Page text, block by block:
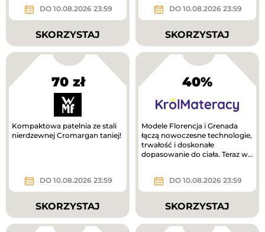
DO 10.08.2026 23:59
SKORZYSTAJ
DO 10.08.2026 23:59
SKORZYSTAJ
70 zł
Kompaktowa patelnia ze stali
nierdzewnej Cromargan taniej!
DO 10.08.2026 23:59
SKORZYSTAJ
40%
Modele Florencja i Grenada
łączą nowoczesne technologie,
trwałość i doskonałe
dopasowanie do ciała. Teraz w
DO 10.08.2026 23:59
SKORZYSTAJ